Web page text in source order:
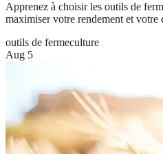
Apprenez à choisir les outils de
maximiser votre rendement et votre
outils de fermeculture
Aug 5